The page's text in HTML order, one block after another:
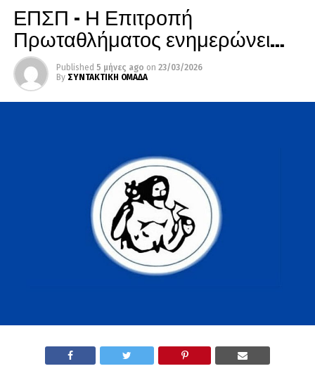
ΕΠΣΠ – Η Επιτροπή
Πρωταθλήματος ενημερώνει…
Published 5 μήνες ago on 23/03/2026
By ΣΥΝΤΑΚΤΙΚΗ ΟΜΑΔΑ